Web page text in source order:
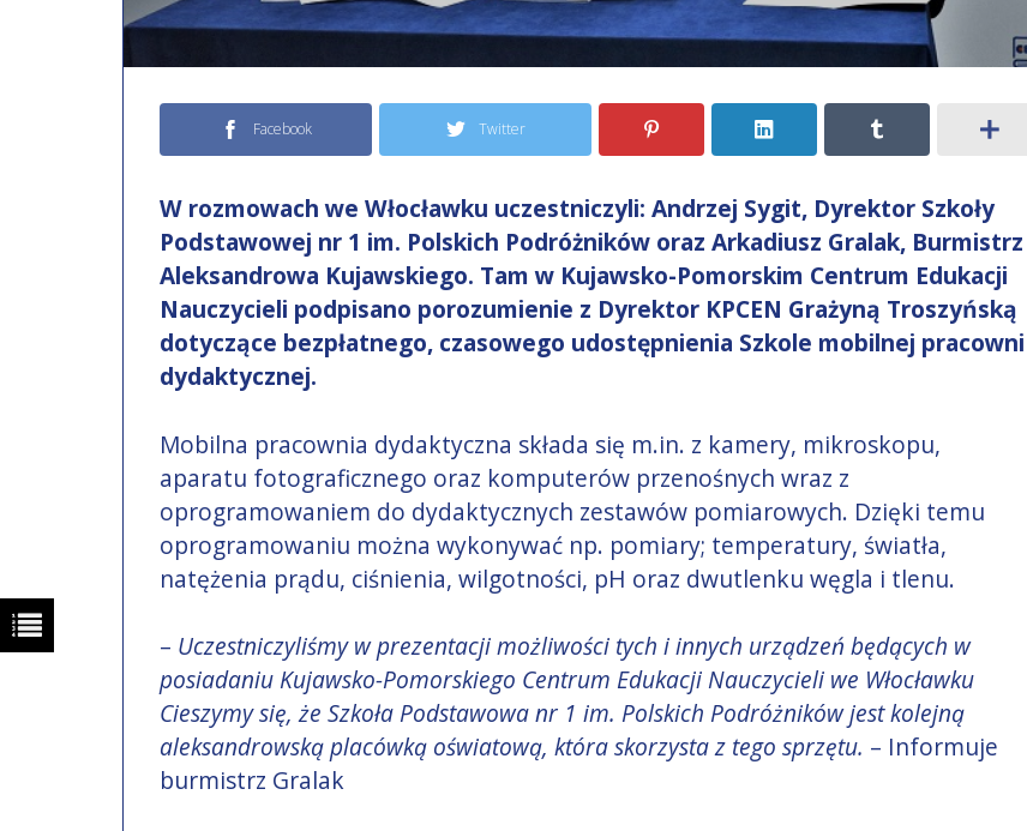
Facebook Twitter
W rozmowach we Włocławku uczestniczyli: Andrzej Sygit, Dyrektor Szkoły
Podstawowej nr 1 im. Polskich Podróżników oraz Arkadiusz Gralak, Burmistrz
Aleksandrowa Kujawskiego. Tam w Kujawsko-Pomorskim Centrum Edukacji
Nauczycieli podpisano porozumienie z Dyrektor KPCEN Grażyną Troszyńską
dotyczące bezpłatnego, czasowego udostępnienia Szkole mobilnej pracowni
dydaktycznej.
Mobilna pracownia dydaktyczna składa się m.in. z kamery, mikroskopu,
aparatu fotograficznego oraz komputerów przenośnych wraz z
oprogramowaniem do dydaktycznych zestawów pomiarowych. Dzięki temu
oprogramowaniu można wykonywać np. pomiary; temperatury, światła,
natężenia prądu, ciśnienia, wilgotności, pH oraz dwutlenku węgla i tlenu.
– Uczestniczyliśmy w prezentacji możliwości tych i innych urządzeń będących w
posiadaniu Kujawsko-Pomorskiego Centrum Edukacji Nauczycieli we Włocławku
Cieszymy się, że Szkoła Podstawowa nr 1 im. Polskich Podróżników jest kolejną
aleksandrowską placówką oświatową, która skorzysta z tego sprzętu. – Informuje
burmistrz Gralak